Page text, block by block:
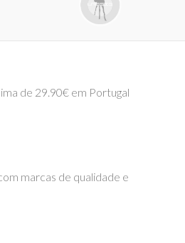
de 29.90€ em Portugal
marcas de qualidade e